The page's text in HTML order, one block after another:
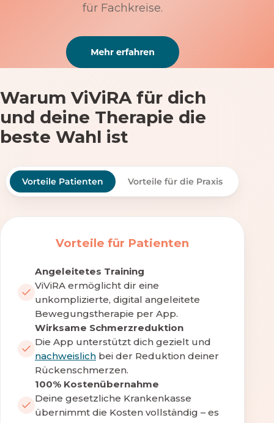
für Fachkreise.
Warum ViViRA für dich
und deine Therapie die
beste Wahl ist
Vorteile Patienten Vorteile für die Praxis
Vorteile für Patienten
Angeleitetes Training
ViViRA ermöglicht dir eine
unkomplizierte, digital angeleitete
Bewegungstherapie per App.
Wirksame Schmerzreduktion
Die App unterstützt dich gezielt und
nachweislich bei der Reduktion deiner
Rückenschmerzen.
100% Kostenübernahme
Deine gesetzliche Krankenkasse
übernimmt die Kosten vollständig – es